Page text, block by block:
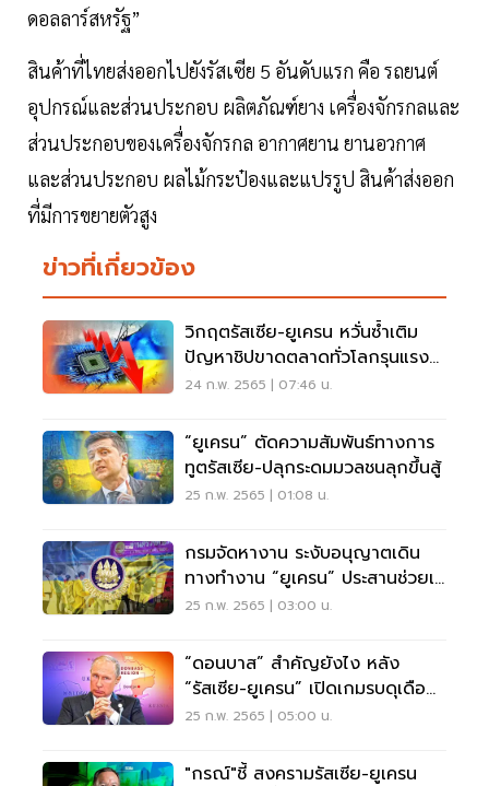
ดอลลาร์สหรัฐ”
สินค้าที่ไทยส่งออกไปยังรัสเซีย 5 อันดับแรก คือ รถยนต์
อุปกรณ์และส่วนประกอบ ผลิตภัณฑ์ยาง เครื่องจักรกลและ
ส่วนประกอบของเครื่องจักรกล อากาศยาน ยานอวกาศ
และส่วนประกอบ ผลไม้กระป๋องและแปรรูป สินค้าส่งออก
ที่มีการขยายตัวสูง
ข่าวที่เกี่ยวข้อง
วิกฤตรัสเซีย-ยูเครน หวั่นซ้ำเติม
ปัญหาชิปขาดตลาดทั่วโลกรุนแรง
ขึ้น
24 ก.พ. 2565 | 07:46 น.
“ยูเครน” ตัดความสัมพันธ์ทางการ
ทูตรัสเซีย-ปลุกระดมมวลชนลุกขึ้นสู้
25 ก.พ. 2565 | 01:08 น.
กรมจัดหางาน ระงับอนุญาตเดิน
ทางทำงาน “ยูเครน” ประสานช่วยเห
ลือเเรงงานไทย
25 ก.พ. 2565 | 03:00 น.
“ดอนบาส” สำคัญยังไง หลัง
“รัสเซีย-ยูเครน” เปิดเกมรบดุเดือด
!25 ก.พ. 2565 | 05:00 น.
"กรณ์"ชี้ สงครามรัสเซีย-ยูเครน